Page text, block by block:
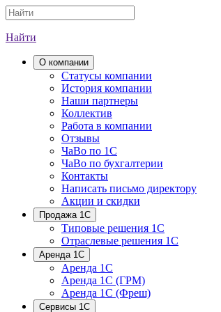
Найти
О компании
Cтатусы компании
История компании
Наши партнеры
Коллектив
Работа в компании
Отзывы
ЧаВо по 1С
ЧаВо по бухгалтерии
Контакты
Написать письмо директору
Акции и скидки
Продажа 1С
Типовые решения 1С
Отраслевые решения 1С
Аренда 1С
Аренда 1С
Аренда 1С (ГРМ)
Аренда 1С (Фреш)
Сервисы 1С